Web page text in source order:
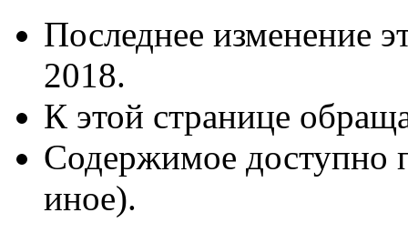
Последнее изменение
2018.
К этой странице
Содержимое доступно
иное).